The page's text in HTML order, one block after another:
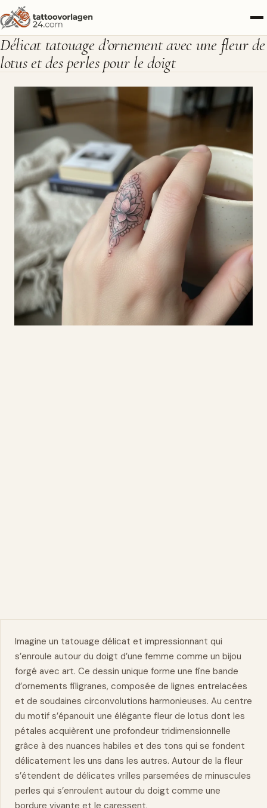
Délicat tatouage d’ornement avec une fleur de
lotus et des perles pour le doigt
Imagine un tatouage délicat et impressionnant qui
s’enroule autour du doigt d’une femme comme un bijou
forgé avec art. Ce dessin unique forme une fine bande
d’ornements filigranes, composée de lignes entrelacées
et de soudaines circonvolutions harmonieuses. Au centre
du motif s’épanouit une élégante fleur de lotus dont les
pétales acquièrent une profondeur tridimensionnelle
grâce à des nuances habiles et des tons qui se fondent
délicatement les uns dans les autres. Autour de la fleur
s’étendent de délicates vrilles parsemées de minuscules
perles qui s’enroulent autour du doigt comme une
bordure vivante et le caressent.